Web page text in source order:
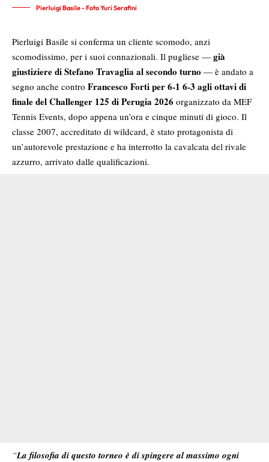
Pierluigi Basile - Foto Yuri Serafini
Pierluigi Basile si conferma un cliente scomodo, anzi
scomodissimo, per i suoi connazionali. Il pugliese — già
giustiziere di Stefano Travaglia al secondo turno — è andato a
segno anche contro Francesco Forti per 6-1 6-3 agli ottavi di
finale del Challenger 125 di Perugia 2026 organizzato da MEF
Tennis Events, dopo appena un’ora e cinque minuti di gioco. Il
classe 2007, accreditato di wildcard, è stato protagonista di
un’autorevole prestazione e ha interrotto la cavalcata del rivale
azzurro, arrivato dalle qualificazioni.
“La filosofia di questo torneo è di spingere al massimo ogni